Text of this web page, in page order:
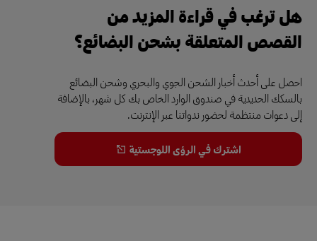
هل ترغب في قراءة المزيد من
القصص المتعلقة بشحن البضائع؟
احصل على أحدث أخبار الشحن الجوي والبحري وشحن البضائع
بالسكك الحديدية في صندوق الوارد الخاص بك كل شهر، بالإضافة
إلى دعوات منتظمة لحضور ندواتنا عبر الإنترنت.
اشترك في الرؤى اللوجستية